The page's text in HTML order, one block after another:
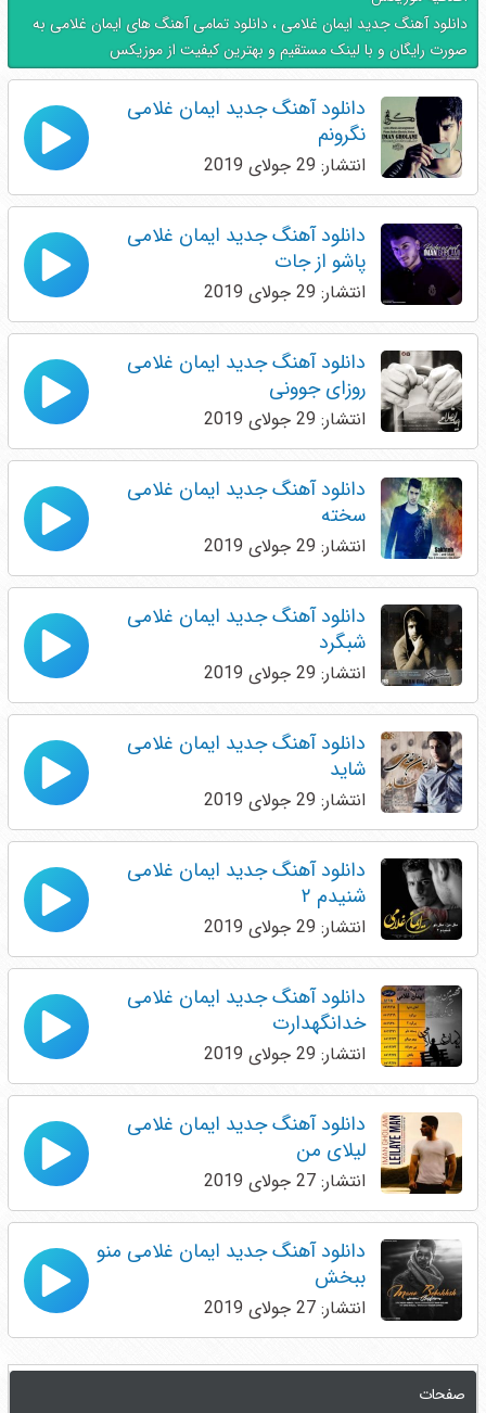
دانلود آهنگ جدید ایمان غلامی ، دانلود تمامی آهنگ های ایمان غلامی به
صورت رایگان و با لینک مستقیم و بهترین کیفیت از موزیکس
دانلود آهنگ جدید ایمان غلامی
نگرونم
انتشار: 29 جولای 2019
دانلود آهنگ جدید ایمان غلامی
پاشو از جات
انتشار: 29 جولای 2019
دانلود آهنگ جدید ایمان غلامی
روزای جوونی
انتشار: 29 جولای 2019
دانلود آهنگ جدید ایمان غلامی
سخته
انتشار: 29 جولای 2019
دانلود آهنگ جدید ایمان غلامی
شبگرد
انتشار: 29 جولای 2019
دانلود آهنگ جدید ایمان غلامی
شاید
انتشار: 29 جولای 2019
دانلود آهنگ جدید ایمان غلامی
شنیدم ۲
انتشار: 29 جولای 2019
دانلود آهنگ جدید ایمان غلامی
خدانگهدارت
انتشار: 29 جولای 2019
دانلود آهنگ جدید ایمان غلامی
لیلای من
انتشار: 27 جولای 2019
دانلود آهنگ جدید ایمان غلامی منو
ببخش
انتشار: 27 جولای 2019
صفحات